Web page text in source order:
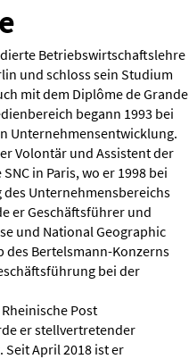
Betriebswirtschaftslehre
und schloss sein Studium
mit dem Diplôme de Grande
begann 1993 bei
Unternehmensentwicklung.
Volontär und Assistent der
in Paris, wo er 1998 bei
des Unternehmensbereichs
er Geschäftsführer und
und National Geographic
des Bertelsmann-Konzerns
bei der
Post
er stellvertretender
April 2018 ist er